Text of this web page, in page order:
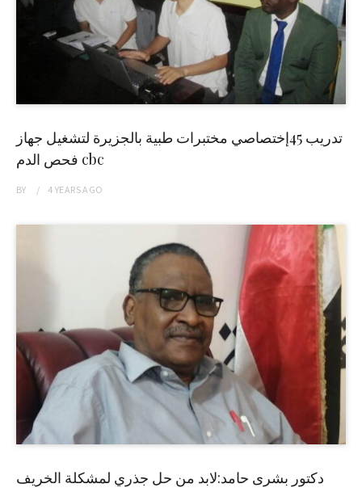
تدريب 45إختصاصي مختبرات طبية بالجزيرة لتشغيل جهاز
فحص الدم cbc
BY 4 YEARSAGO
دكتور بشرى حامد:لابد من حل جذري لمشكلة الخريف